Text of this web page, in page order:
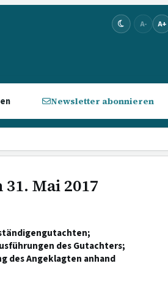
A- A+
Newsletter abonnieren
Mai 2017
des Gutachters;
des Angeklagten anhand